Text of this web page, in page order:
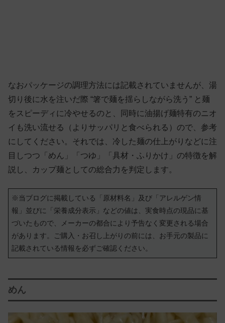
なおパッケージの調理方法には記載されていませんが、湯
切り後に水を注いだ際 “箸で麺を揺らしながら洗う” と麺
をスピーディに冷やせるのと、同時に油揚げ麺特有のニオ
イも洗い流せる（よりサッパリと食べられる）ので、参考
にしてください。それでは、冷した麺の仕上がりなどに注
目しつつ「めん」「つゆ」「具材・ふりかけ」の特徴を解
説し、カップ麺としての総合力を判定します。
※当ブログに掲載している「原材料名」及び「アレルゲン情
報」並びに「栄養成分表示」などの値は、実食時点の現品に基
づいたもので、メーカーの都合により予告なく変更される場合
があります。ご購入・お召し上がりの前には、お手元の製品に
記載されている情報を必ずご確認ください。
めん